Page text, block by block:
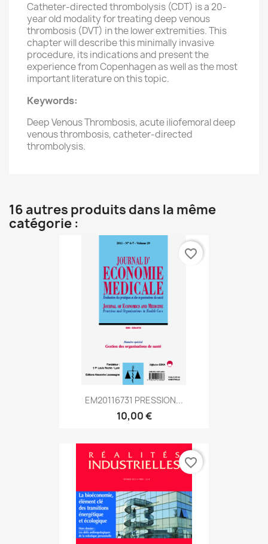
Catheter-directed thrombolysis (CDT) is a 20-
year old modality for treating deep venous
thrombosis (DVT) in the lower extremities. This
chapter will describe this minimally invasive
procedure, its indications and present the
experience from Copenhagen as well as the most
important literature on this topic.
Keywords:
Deep Venous Thrombosis, acute iliofemoral deep
venous thrombosis, catheter-directed
thrombolysis.
16 autres produits dans la même
catégorie :
EM20116731 PRESSION...
10,00 €
favorite_border
favorite_border